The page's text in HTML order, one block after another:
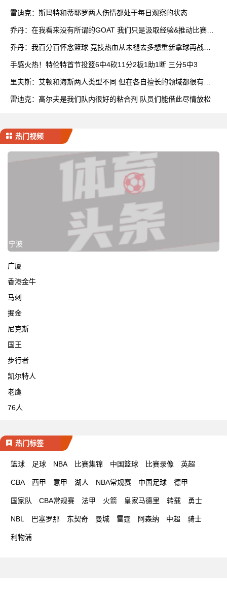
雷迪克：斯玛特和蒂耶罗两人伤情都处于每日观察的状态
乔丹：在我看来没有所谓的GOAT 我们只是汲取经验&推动比赛发
乔丹：我百分百怀念篮球 竞技热血从未褪去多想重新拿球再战一
手感火热！特伦特首节投篮6中4砍11分2板1助1断 三分5中3
里夫斯：艾顿和海斯两人类型不同 但在各自擅长的领域都很有效
雷迪克：高尔夫是我们队内很好的粘合剂 队员们能借此尽情放松
热门视频
宁波
广厦
香港金牛
马刺
掘金
尼克斯
国王
步行者
凯尔特人
老鹰
76人
热门标签
篮球 足球 NBA 比赛集锦 中国篮球 比赛录像 英超
CBA 西甲 意甲 湖人 NBA常规赛 中国足球 德甲
国家队 CBA常规赛 法甲 火箭 皇家马德里 转载 勇士
NBL 巴塞罗那 东契奇 曼城 雷霆 阿森纳 中超 骑士
利物浦